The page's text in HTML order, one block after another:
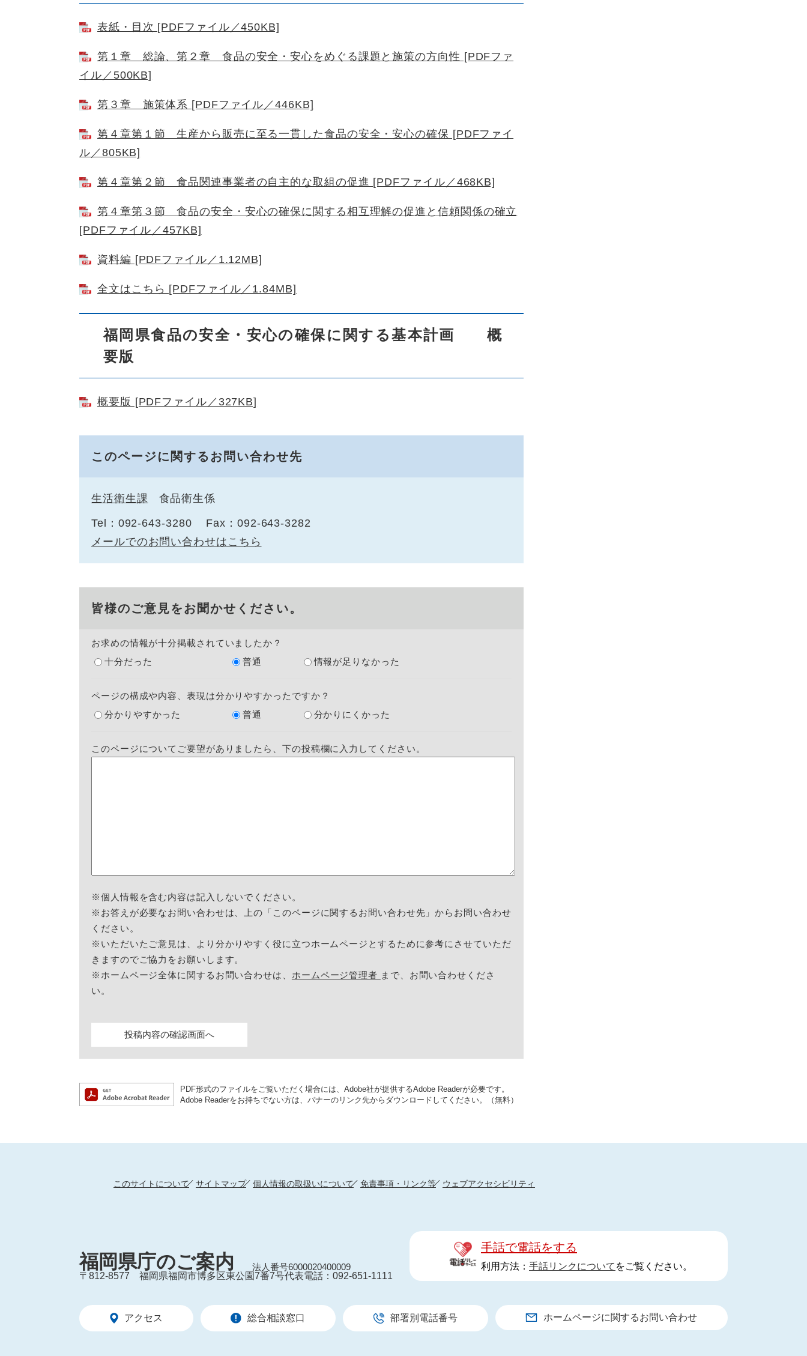
表紙・目次 [PDFファイル／450KB]
第１章 総論、第２章 食品の安全・安心をめぐる課題と施策の方向性 [PDFファ
イル／500KB]
第３章 施策体系 [PDFファイル／446KB]
第４章第１節 生産から販売に至る一貫した食品の安全・安心の確保 [PDFファイ
ル／805KB]
第４章第２節 食品関連事業者の自主的な取組の促進 [PDFファイル／468KB]
第４章第３節 食品の安全・安心の確保に関する相互理解の促進と信頼関係の確立
[PDFファイル／457KB]
資料編 [PDFファイル／1.12MB]
全文はこちら [PDFファイル／1.84MB]
福岡県食品の安全・安心の確保に関する基本計画 概
要版
概要版 [PDFファイル／327KB]
このページに関するお問い合わせ先
生活衛生課 食品衛生係
Tel：092-643-3280
Fax：092-643-3282
メールでのお問い合わせはこちら
皆様のご意見をお聞かせください。
お求めの情報が十分掲載されていましたか？
十分だった
普通 情報が足りなかった
ページの構成や内容、表現は分かりやすかったですか？
分かりやすかった
普通 分かりにくかった
このページについてご要望がありましたら、下の投稿欄に入力してください。
※個人情報を含む内容は記入しないでください。
※お答えが必要なお問い合わせは、上の「このページに関するお問い合わせ先」からお問い合わせ
ください。
※いただいたご意見は、より分かりやすく役に立つホームページとするために参考にさせていただ
きますのでご協力をお願いします。
※ホームページ全体に関するお問い合わせは、 ホームページ管理者 まで、お問い合わせくださ
い。
PDF形式のファイルをご覧いただく場合には、Adobe社が提供するAdobe Readerが必要です。
Adobe Readerをお持ちでない方は、バナーのリンク先からダウンロードしてください。（無料）
このサイトについて サイトマップ 個人情報の取扱いについて 免責事項・リンク等 ウェブアクセシビリティ
福岡県庁のご案内
法人番号6000020400009
〒812-8577
福岡県福岡市博多区東公園7番7号代表電話：092-651-1111
手話で電話をする
利用方法： 手話リンクについて をご覧ください。
アクセス 総合相談窓口 部署別電話番号 ホームページに関するお問い合わせ